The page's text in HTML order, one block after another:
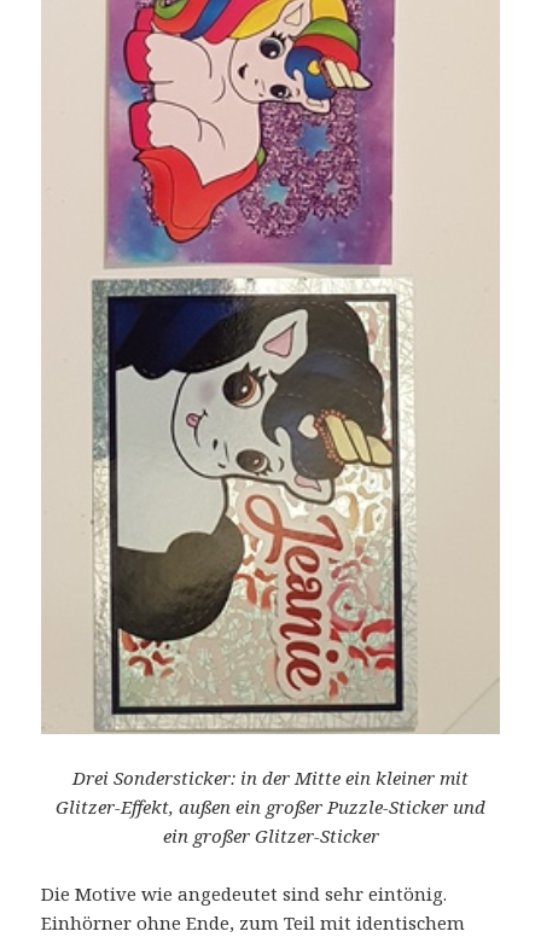
Drei Sondersticker: in der Mitte ein kleiner mit
Glitzer-Effekt, außen ein großer Puzzle-Sticker und
ein großer Glitzer-Sticker
Die Motive wie angedeutet sind sehr eintönig.
Einhörner ohne Ende, zum Teil mit identischem